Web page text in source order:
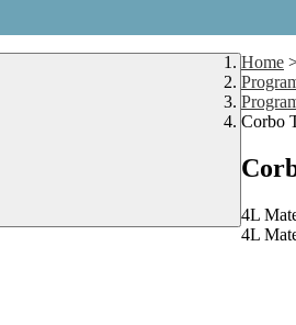
Home
Corbo
4L
4L